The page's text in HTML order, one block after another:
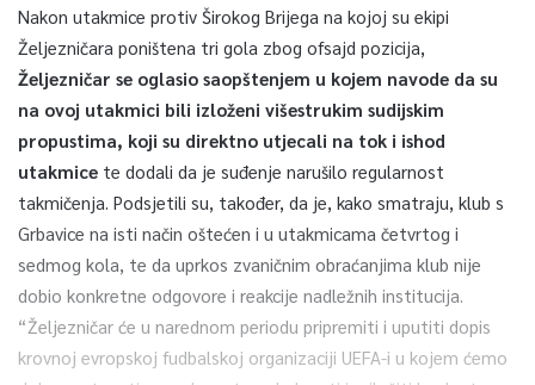
Nakon utakmice protiv Širokog Brijega na kojoj su ekipi
Željezničara poništena tri gola zbog ofsajd pozicija,
Željezničar se oglasio saopštenjem u kojem navode da su
na ovoj utakmici bili izloženi višestrukim sudijskim
propustima, koji su direktno utjecali na tok i ishod
utakmice te dodali da je suđenje narušilo regularnost
takmičenja. Podsjetili su, također, da je, kako smatraju, klub s
Grbavice na isti način oštećen i u utakmicama četvrtog i
sedmog kola, te da uprkos zvaničnim obraćanjima klub nije
dobio konkretne odgovore i reakcije nadležnih institucija.
“Željezničar će u narednom periodu pripremiti i uputiti dopis
krovnoj evropskoj fudbalskoj organizaciji UEFA-i u kojem ćemo